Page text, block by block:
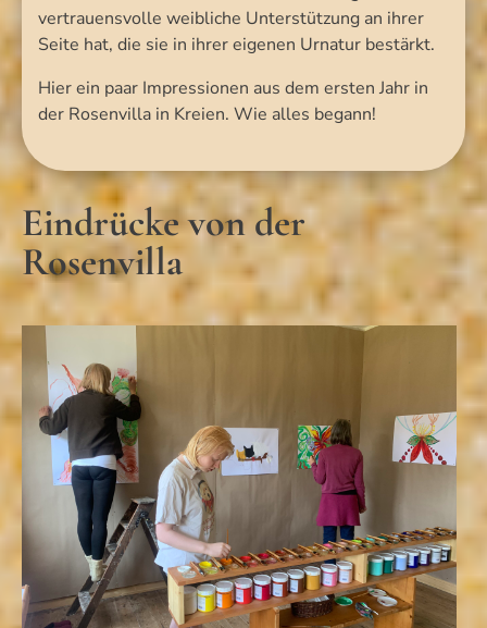
vertrauensvolle weibliche Unterstützung an ihrer
Seite hat, die sie in ihrer eigenen Urnatur bestärkt.
Hier ein paar Impressionen aus dem ersten Jahr in
der Rosenvilla in Kreien. Wie alles begann!
Eindrücke von der
Rosenvilla